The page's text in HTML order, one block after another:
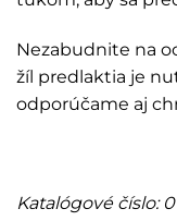
Nezabudnite na
žíl predlaktia je
odporúčame aj
Katalógové číslo: